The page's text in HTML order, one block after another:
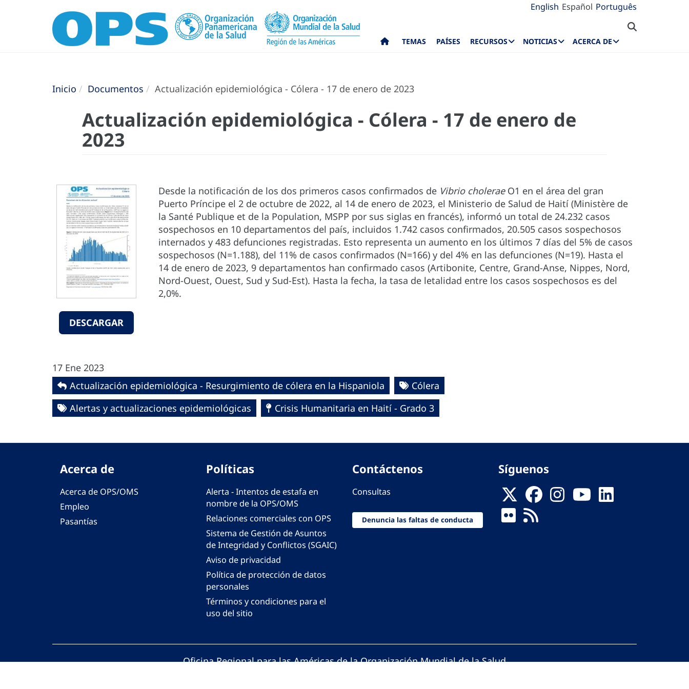
English Español Português
TEMAS PAÍSES RECURSOS NOTICIAS ACERCA DE
Inicio Documentos Actualización epidemiológica - Cólera - 17 de enero de 2023
Actualización epidemiológica - Cólera - 17 de enero de
2023
DESCARGAR
Desde la notificación de los dos primeros casos confirmados de Vibrio choleraeO1 en el área del gran
Puerto Príncipe el 2 de octubre de 2022, al 14 de enero de 2023, el Ministerio de Salud de Haití (Ministère de
la Santé Publique et de la Population, MSPP por sus siglas en francés), informó un total de 24.232 casos
sospechosos en 10 departamentos del país, incluidos 1.742 casos confirmados, 20.505 casos sospechosos
internados y 483 defunciones registradas. Esto representa un aumento en los últimos 7 días del 5% de casos
sospechosos (N=1.188), del 11% de casos confirmados (N=166) y del 4% en las defunciones (N=19). Hasta el
14 de enero de 2023, 9 departamentos han confirmado casos (Artibonite, Centre, Grand-Anse, Nippes, Nord,
Nord-Ouest, Ouest, Sud y Sud-Est). Hasta la fecha, la tasa de letalidad entre los casos sospechosos es del
2,0%.
17 Ene 2023
Actualización epidemiológica - Resurgimiento de cólera en la Hispaniola
Cólera
Alertas y actualizaciones epidemiológicas
Crisis Humanitaria en Haití - Grado 3
Acerca de
Acerca de OPS/OMS
Empleo
Pasantías
Políticas
Alerta - Intentos de estafa en
nombre de la OPS/OMS
Relaciones comerciales con OPS
Sistema de Gestión de Asuntos
de Integridad y Conflictos (SGAIC)
Aviso de privacidad
Política de protección de datos
personales
Términos y condiciones para el
uso del sitio
Contáctenos
Consultas
Denuncia las faltas de conducta
Síguenos
Oficina Regional para las Américas de la Organización Mundial de la Salud